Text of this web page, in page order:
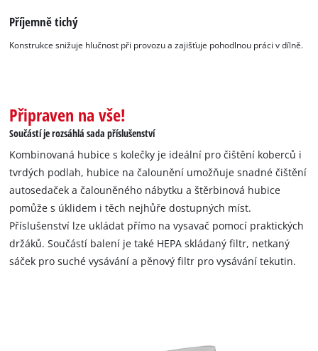
Příjemně tichý
Konstrukce snižuje hlučnost při provozu a zajišťuje pohodlnou práci v dílně.
Připraven na vše!
Součástí je rozsáhlá sada příslušenství
Kombinovaná hubice s kolečky je ideální pro čištění koberců i
tvrdých podlah, hubice na čalounění umožňuje snadné čištění
autosedaček a čalouněného nábytku a štěrbinová hubice
pomůže s úklidem i těch nejhůře dostupných míst.
Příslušenství lze ukládat přímo na vysavač pomocí praktických
držáků. Součástí balení je také HEPA skládaný filtr, netkaný
sáček pro suché vysávání a pěnový filtr pro vysávání tekutin.